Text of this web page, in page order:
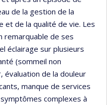
de la gestion de la
et de la qualité de vie. Les
remarquable de ses
éclairage sur plusieurs
(sommeil non
évaluation de la douleur
manque de services
complexes à